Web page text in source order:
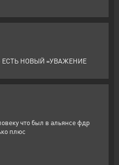
ЕСТЬ НОВЫЙ =УВАЖЕНИЕ
что был в альянсе фдр
плюс